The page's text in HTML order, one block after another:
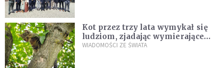
Kot przez trzy lata wymykał się
ludziom, zjadając wymierające
kaczki. W końcu popełnił
WIADOMOŚCI ZE ŚWIATA